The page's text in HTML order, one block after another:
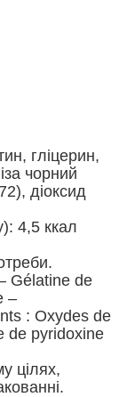
гліцерин,
чорний
діоксид
4,5 ккал
Gélatine de
–
: Oxydes de
de pyridoxine
цілях,